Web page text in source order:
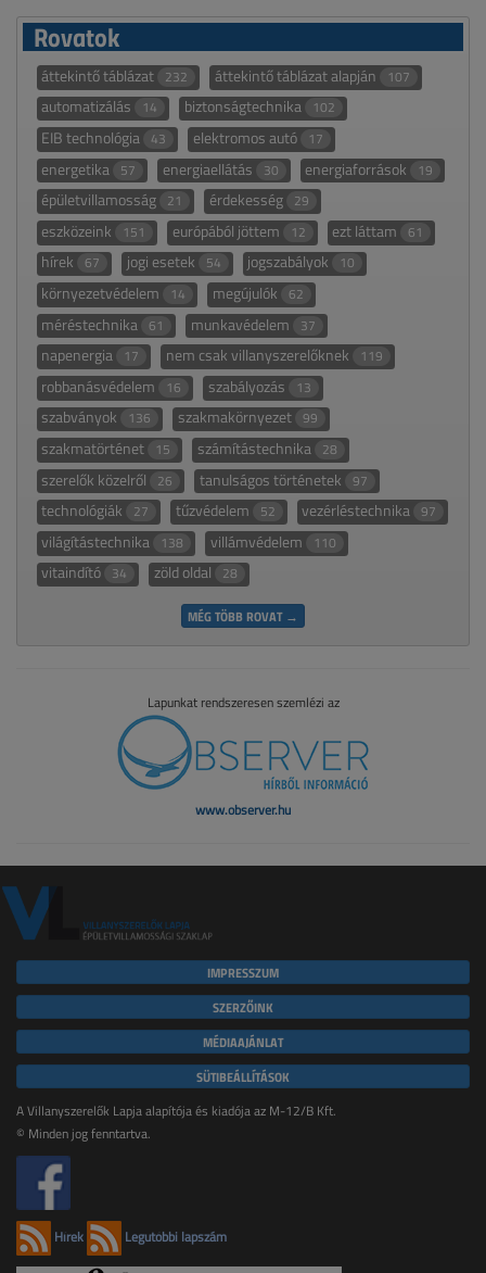
Rovatok
áttekintő táblázat 232 áttekintő táblázat alapján 107
automatizálás 14 biztonságtechnika 102
EIB technológia 43 elektromos autó 17
energetika 57 energiaellátás 30 energiaforrások 19
épületvillamosság 21 érdekesség 29
eszközeink 151 európából jöttem 12 ezt láttam 61
hírek 67 jogi esetek 54 jogszabályok 10
környezetvédelem 14 megújulók 62
méréstechnika 61 munkavédelem 37
napenergia 17 nem csak villanyszerelőknek 119
robbanásvédelem 16 szabályozás 13
szabványok 136 szakmakörnyezet 99
szakmatörténet 15 számítástechnika 28
szerelők közelről 26 tanulságos történetek 97
technológiák 27 tűzvédelem 52 vezérléstechnika 97
világítástechnika 138 villámvédelem 110
vitaindító 34 zöld oldal 28
MÉG TÖBB ROVAT →
Lapunkat rendszeresen szemlézi az
www.observer.hu
IMPRESSZUM
SZERZŐINK
MÉDIAAJÁNLAT
SÜTIBEÁLLÍTÁSOK
A Villanyszerelők Lapja alapítója és kiadója az M-12/B Kft.
© Minden jog fenntartva.
Hírek Legutóbbi lapszám